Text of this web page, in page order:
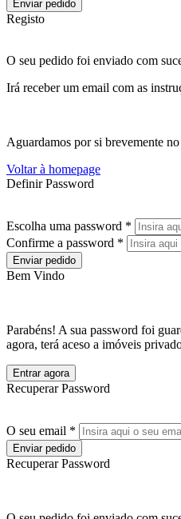
Enviar pedido
Registo
O seu pedido foi enviado com
Irá receber um email com as
Aguardamos por si brevemente
Voltar à homepage
Definir Password
Escolha uma password *
Confirme a password *
Enviar pedido
Bem Vindo
Parabéns! A sua password foi
agora, terá aceso a imóveis
Entrar agora
Recuperar Password
O seu email *
Enviar pedido
Recuperar Password